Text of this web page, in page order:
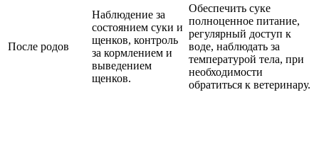
После родов
Наблюдение за
состоянием суки и
щенков, контроль
за кормлением и
выведением
щенков.
Обеспечить суке
полноценное питание,
регулярный доступ к
воде, наблюдать за
температурой тела, при
необходимости
обратиться к ветеринару.